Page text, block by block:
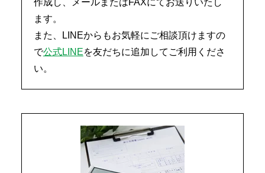
ます。
また、LINEからもお気軽にご相談頂けますの
で公式LINEを友だちに追加してご利用くださ
い。